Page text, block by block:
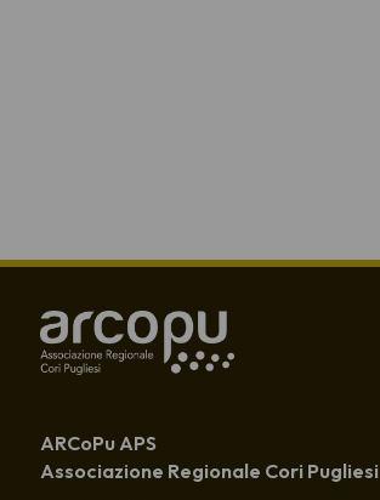
ARCoPu APS
Associazione Regionale Cori Pugliesi